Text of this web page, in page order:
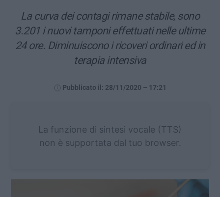
La curva dei contagi rimane stabile, sono
3.201 i nuovi tamponi effettuati nelle ultime
24 ore. Diminuiscono i ricoveri ordinari ed in
terapia intensiva
Pubblicato il: 28/11/2020 – 17:21
La funzione di sintesi vocale (TTS)
non è supportata dal tuo browser.